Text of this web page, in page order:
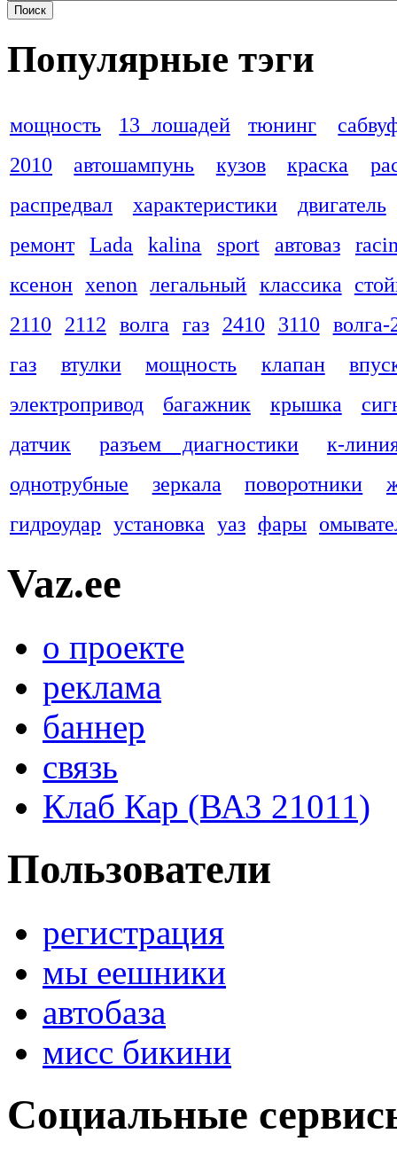
Популярные тэги
мощность 13 лошадей тюнинг
2010
автошампунь кузов краска
распредвал
характеристики
двигатель
ремонт
Lada kalina sport автоваз
ксенон xenon легальный классика
2110
2112 волга газ 2410 3110 волга-
газ
втулки мощность клапан
электропривод
багажник крышка
датчик
разъем диагностики
к-
однотрубные
зеркала поворотники
гидроудар установка уаз фары
Vaz.ee
о проекте
реклама
баннер
связь
Клаб Кар (ВАЗ 21011)
Пользователи
регистрация
мы еешники
автобаза
мисс бикини
Социальные